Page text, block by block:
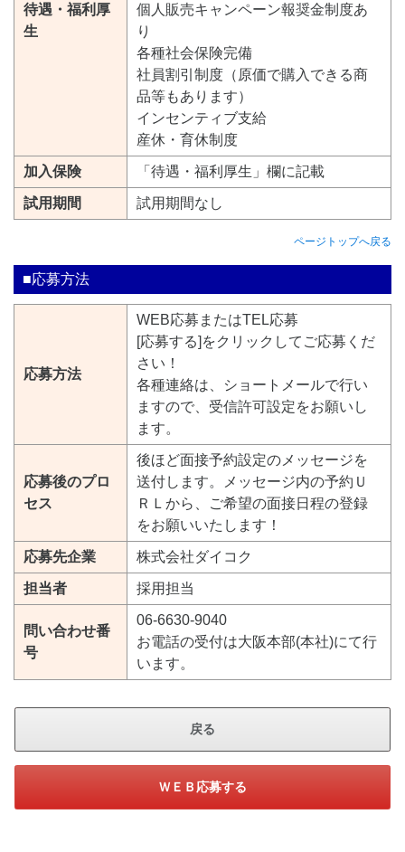
待遇・福利厚
生
個人販売キャンペーン報奨金制度あ
り
各種社会保険完備
社員割引制度（原価で購入できる商
品等もあります）
インセンティブ支給
産休・育休制度
加入保険 「待遇・福利厚生」欄に記載
試用期間 試用期間なし
ページトップへ戻る
■応募方法
応募方法
WEB応募またはTEL応募
[応募する]をクリックしてご応募くだ
さい！
各種連絡は、ショートメールで行い
ますので、受信許可設定をお願いし
ます。
応募後のプロ
セス
後ほど面接予約設定のメッセージを
送付します。メッセージ内の予約Ｕ
ＲＬから、ご希望の面接日程の登録
をお願いいたします！
応募先企業 株式会社ダイコク
担当者 採用担当
問い合わせ番
号
06-6630-9040
お電話の受付は大阪本部(本社)にて行
います。
戻る
ＷＥＢ応募する